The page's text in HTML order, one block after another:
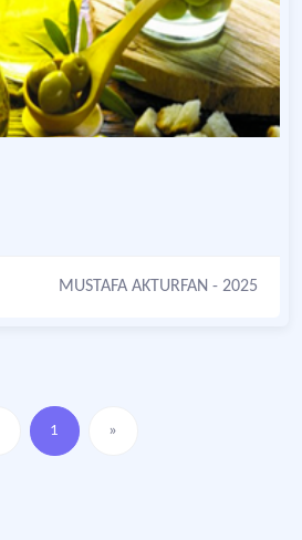
MUSTAFA AKTURFAN - 2025
1 »